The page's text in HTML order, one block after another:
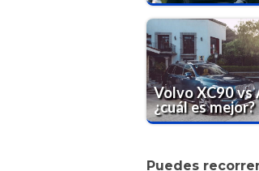
Volvo XC90 vs
¿cuál es mejor?
Puedes